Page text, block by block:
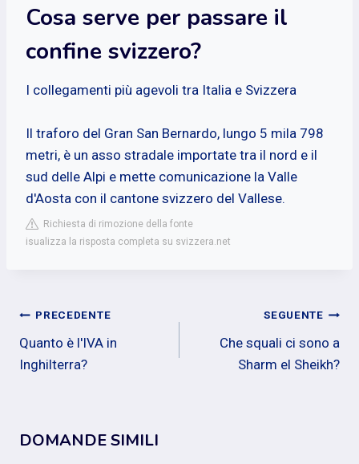
Cosa serve per passare il
confine svizzero?
I collegamenti più agevoli tra Italia e Svizzera
Il traforo del Gran San Bernardo, lungo 5 mila 798
metri, è un asso stradale importate tra il nord e il
sud delle Alpi e mette comunicazione la Valle
d'Aosta con il cantone svizzero del Vallese.
Richiesta di rimozione della fonte
isualizza la risposta completa su svizzera.net
Navigazione
articoli
PRECEDENTE
Quanto è l'IVA in
Inghilterra?
SEGUENTE
Che squali ci sono a
Sharm el Sheikh?
DOMANDE SIMILI